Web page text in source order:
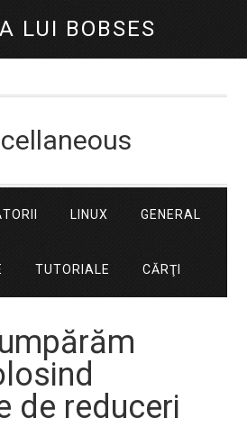
LUI BOBSES
LINUX GENERAL
TUTORIALE CĂRŢI
de reduceri